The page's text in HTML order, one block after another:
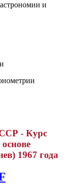
и
- Курс
1967 года